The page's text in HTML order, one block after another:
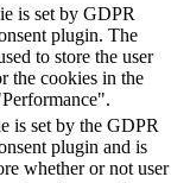
is set by GDPR
plugin. The
to store the user
the cookies in the
is set by the GDPR
plugin and is
whether or not user